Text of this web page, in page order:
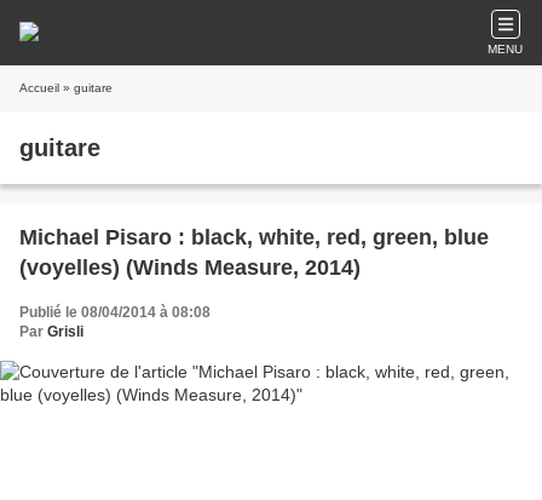
MENU
Accueil » guitare
guitare
Michael Pisaro : black, white, red, green, blue
(voyelles) (Winds Measure, 2014)
Publié le 08/04/2014 à 08:08
Par Grisli